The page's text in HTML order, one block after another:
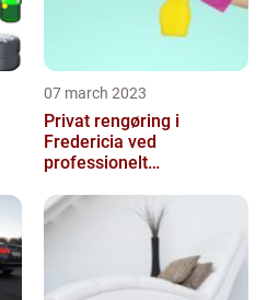
07 march 2023
Privat rengøring i
Fredericia ved
professionelt